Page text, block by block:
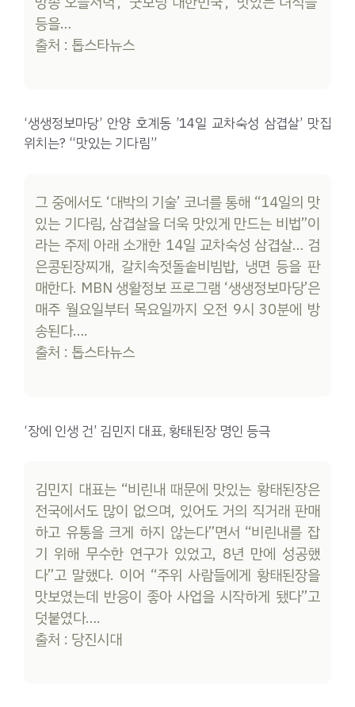
등을…
출처 : 톱스타뉴스
‘생생정보마당’ 안양 호계동 ’14일 교차숙성 삼겹살’ 맛집
위치는? “맛있는 기다림”
그 중에서도 ‘대박의 기술’ 코너를 통해 “14일의 맛
있는 기다림, 삼겹살을 더욱 맛있게 만드는 비법”이
라는 주제 아래 소개한 14일 교차숙성 삼겹살… 검
은콩된장찌개, 갈치속젓돌솥비빔밥, 냉면 등을 판
매한다. MBN 생활정보 프로그램 ‘생생정보마당’은
매주 월요일부터 목요일까지 오전 9시 30분에 방
송된다….
출처 : 톱스타뉴스
‘장에 인생 건’ 김민지 대표, 황태된장 명인 등극
김민지 대표는 “비린내 때문에 맛있는 황태된장은
전국에서도 많이 없으며, 있어도 거의 직거래 판매
하고 유통을 크게 하지 않는다”면서 “비린내를 잡
기 위해 무수한 연구가 있었고, 8년 만에 성공했
다”고 말했다. 이어 “주위 사람들에게 황태된장을
맛보였는데 반응이 좋아 사업을 시작하게 됐다”고
덧붙였다….
출처 : 당진시대